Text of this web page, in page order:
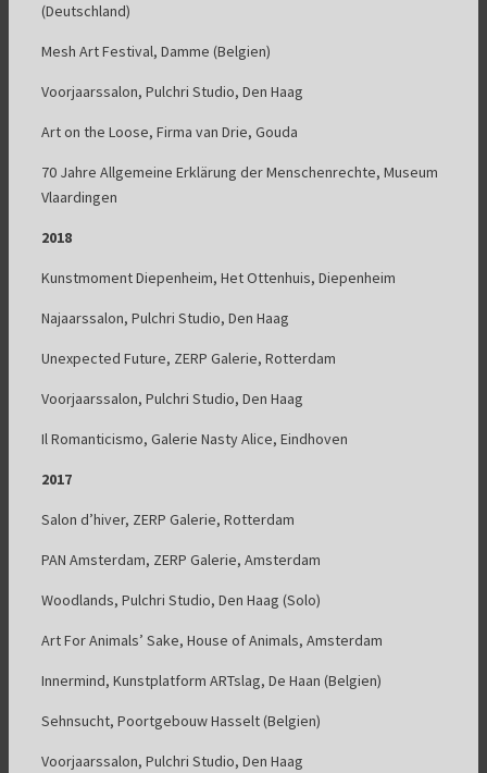
(Deutschland)
Mesh Art Festival, Damme (Belgien)
Voorjaarssalon, Pulchri Studio, Den Haag
Art on the Loose, Firma van Drie, Gouda
70 Jahre Allgemeine Erklärung der Menschenrechte, Museum
Vlaardingen
2018
Kunstmoment Diepenheim, Het Ottenhuis, Diepenheim
Najaarssalon, Pulchri Studio, Den Haag
Unexpected Future, ZERP Galerie, Rotterdam
Voorjaarssalon, Pulchri Studio, Den Haag
Il Romanticismo, Galerie Nasty Alice, Eindhoven
2017
Salon d’hiver, ZERP Galerie, Rotterdam
PAN Amsterdam, ZERP Galerie, Amsterdam
Woodlands, Pulchri Studio, Den Haag (Solo)
Art For Animals’ Sake, House of Animals, Amsterdam
Innermind, Kunstplatform ARTslag, De Haan (Belgien)
Sehnsucht, Poortgebouw Hasselt (Belgien)
Voorjaarssalon, Pulchri Studio, Den Haag